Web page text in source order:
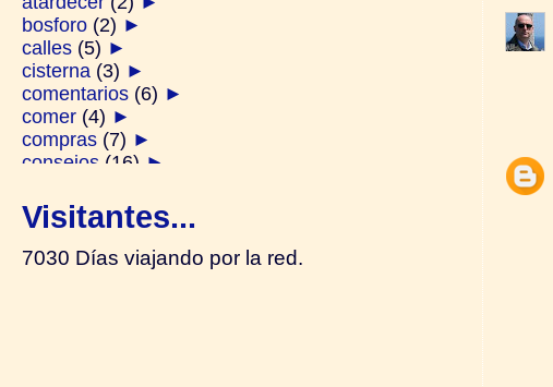
bosforo (2) ►
calles (5) ►
cisterna (3) ►
comentarios (6) ►
comer (4) ►
compras (7) ►
consejos (16) ►
diarios (2) ►
ferry (2) ►
festivos (1) ►
Visitantes...
7030 Días viajando por la red.